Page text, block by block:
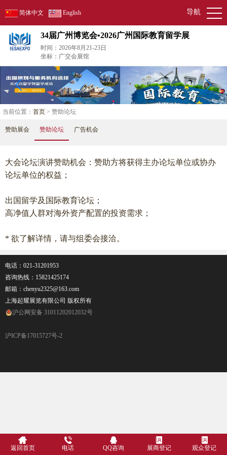
简体中文 English 导航
34届广州博览会•2026广州国际教育留学展
时间：2026年8月21-23日
坐标：广交会展馆
当前位置： 首页 > 赞助论坛
赞助展会 赞助论坛 广告机会
大会论坛演讲赞助机会：赞助方将获得主办论坛单位或协办
论坛单位的权益；
出国留学及国际教育论坛；
高净值人群对海外资产配置的投资需求；
* 欲了解详情，请与组委会接洽。
电话：021-31201953
咨询热线： 15821425174
邮箱：chenyu2325@163.com
上海起耀展览有限公司 版权所有
沪公网安备 31011202012032号
沪ICP备17015727号-2
返回首页 电话 QQ咨询 展商登记 观众登记